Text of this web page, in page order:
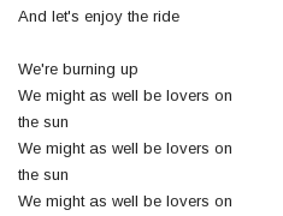
And let's enjoy the ride
We're burning up
We might as well be lovers on
the sun
We might as well be lovers on
the sun
We might as well be lovers on